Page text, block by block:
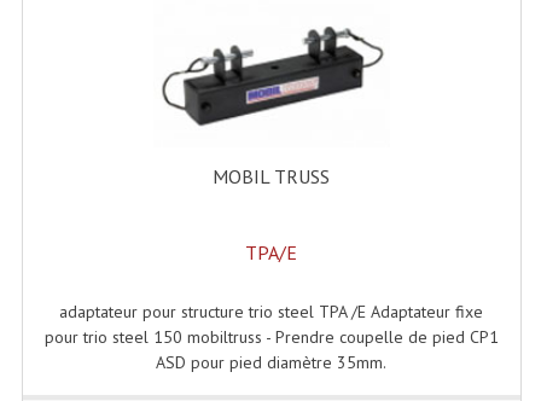
Accessoires Pieds Cellules Diamants
Accessoires Enceintes
Diamants
MOBIL TRUSS
TPA/E
adaptateur pour structure trio steel TPA /E Adaptateur fixe
pour trio steel 150 mobiltruss - Prendre coupelle de pied CP1
ASD pour pied diamètre 35mm.